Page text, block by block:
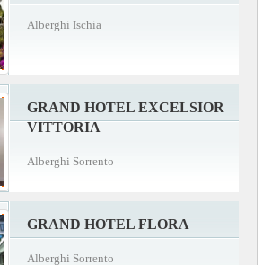
Alberghi Ischia
GRAND HOTEL EXCELSIOR
VITTORIA
Alberghi Sorrento
GRAND HOTEL FLORA
Alberghi Sorrento